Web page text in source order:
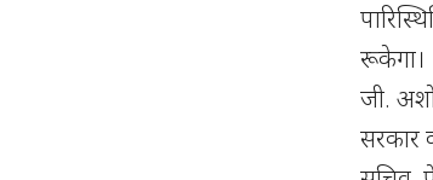
रूकेगा।
जी.
सरकार